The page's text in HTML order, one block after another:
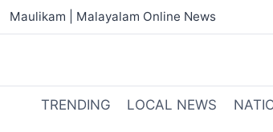
Maulikam | Malayalam Online News
TRENDING LOCAL NEWS